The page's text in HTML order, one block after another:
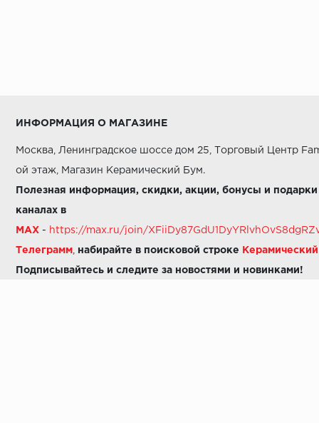
ИНФОРМАЦИЯ О МАГАЗИНЕ
Москва, Ленинградское шоссе дом 25, Торговый Центр
ой этаж, Магазин Керамический Бум.
Полезная информация, скидки, акции, бонусы и
каналах в
MAX - https://max.ru/join/
Телеграмм набирайте в поисковой строке Керамический
Подписывайтесь и следите за новостями и новинками!